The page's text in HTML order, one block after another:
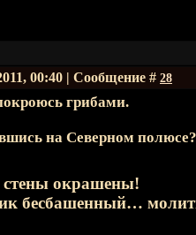
00:40 | Сообщение # 28
грибами.
на Северном полюсе?
стены окрашены!
бесбашенный…